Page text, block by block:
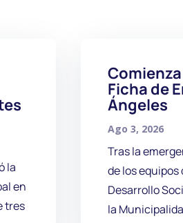
la
en
tres
Ficha de
Ángeles
Ago 3, 2026
Tras la
de los
Desarrollo
la